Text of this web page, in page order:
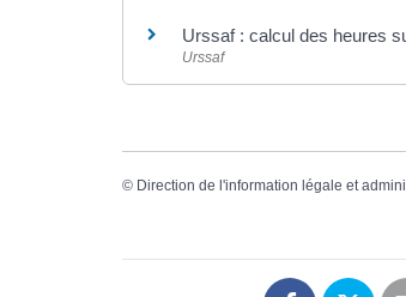
Urssaf : calcul des heures
Urssaf
© Direction de l'information légale et